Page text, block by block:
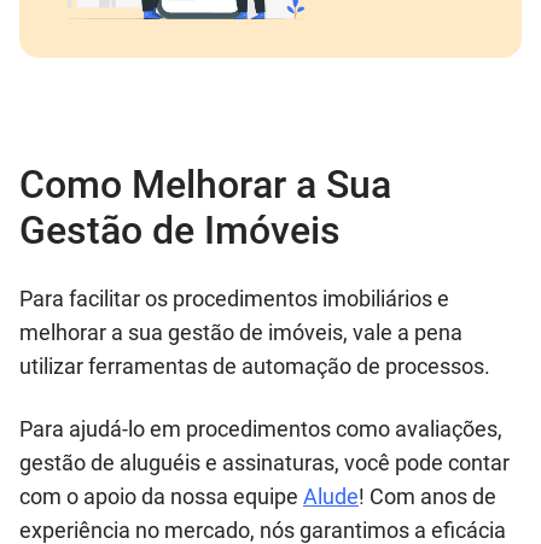
Como Melhorar a Sua
Gestão de Imóveis
Para facilitar os procedimentos imobiliários e
melhorar a sua gestão de imóveis, vale a pena
utilizar ferramentas de automação de processos.
Para ajudá-lo em procedimentos como avaliações,
gestão de aluguéis e assinaturas, você pode contar
com o apoio da nossa equipe Alude! Com anos de
experiência no mercado, nós garantimos a eficácia